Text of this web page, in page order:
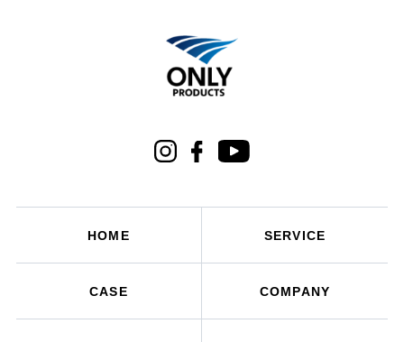
HOME SERVICE
CASE COMPANY